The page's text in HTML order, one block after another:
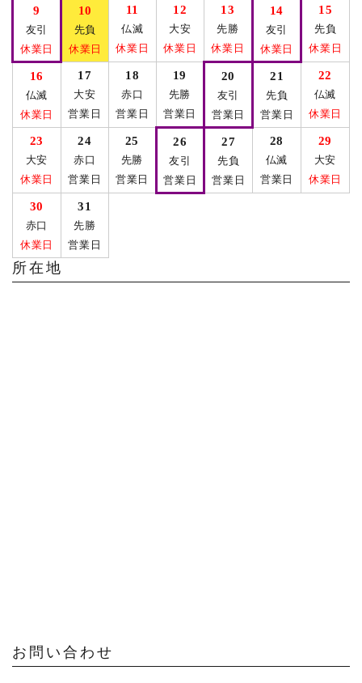
9
友引
休業日
10
先負
休業日
11
仏滅
休業日
12
大安
休業日
13
先勝
休業日
14
友引
休業日
15
先負
休業日
16
仏滅
休業日
17
大安
営業日
18
赤口
営業日
19
先勝
営業日
20
友引
営業日
21
先負
営業日
22
仏滅
休業日
23
大安
休業日
24
赤口
営業日
25
先勝
営業日
26
友引
営業日
27
先負
営業日
28
仏滅
営業日
29
大安
休業日
30
赤口
休業日
31
先勝
営業日
所在地
お問い合わせ